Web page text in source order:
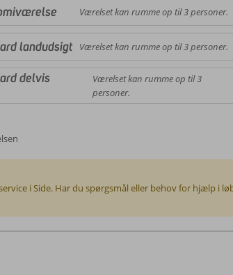
Værelset kan rumme op til 3 personer.
landudsigt Værelset kan rumme op til 3 personer.
delvis
Værelset kan rumme op til 3
personer.
i Side. Har du spørgsmål eller behov for hjælp i